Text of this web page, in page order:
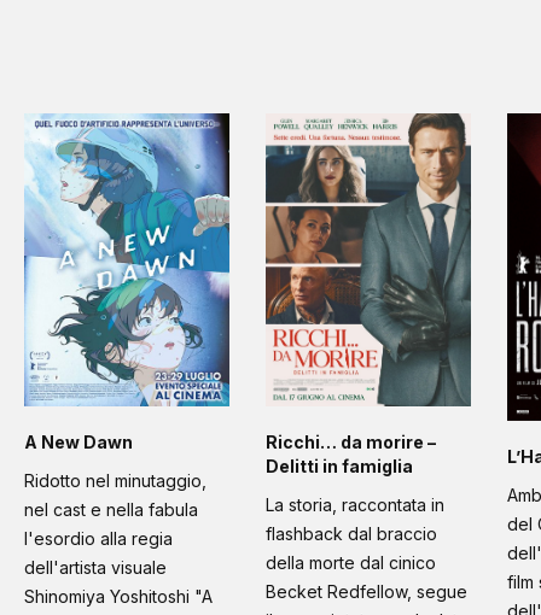
A New Dawn
Ridotto nel minutaggio,
nel cast e nella fabula
l'esordio alla regia
dell'artista visuale
Shinomiya Yoshitoshi "A
Ricchi… da morire –
Delitti in famiglia
La storia, raccontata in
flashback dal braccio
della morte dal cinico
Becket Redfellow, segue
del
film